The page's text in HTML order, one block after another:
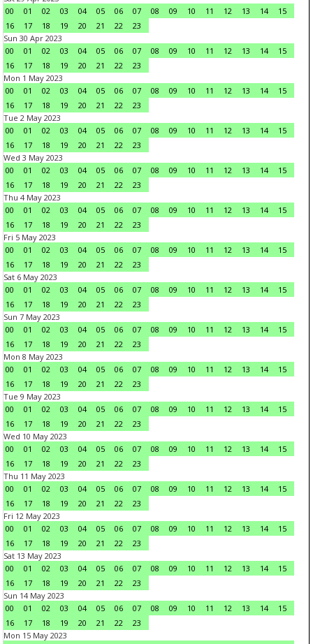
00
01 02 03 04 05 06 07 08 09 10 11 12 13 14
15
16
17 18 19 20 21 22
23
Sun 30 Apr 2023
00
01 02 03 04 05 06 07 08 09 10 11 12 13 14
15
16
17 18 19 20 21 22
23
Mon 1 May 2023
00
01 02 03 04 05 06 07 08 09 10 11 12 13 14
15
16
17 18 19 20 21 22
23
Tue 2 May 2023
00
01 02 03 04 05 06 07 08 09 10 11 12 13 14
15
16
17 18 19 20 21 22
23
Wed 3 May 2023
00
01 02 03 04 05 06 07 08 09 10 11 12 13 14
15
16
17 18 19 20 21 22
23
Thu 4 May 2023
00
01 02 03 04 05 06 07 08 09 10 11 12 13 14
15
16
17 18 19 20 21 22
23
Fri 5 May 2023
00
01 02 03 04 05 06 07 08 09 10 11 12 13 14
15
16
17 18 19 20 21 22
23
Sat 6 May 2023
00
01 02 03 04 05 06 07 08 09 10 11 12 13 14
15
16
17 18 19 20 21 22
23
Sun 7 May 2023
00
01 02 03 04 05 06 07 08 09 10 11 12 13 14
15
16
17 18 19 20 21 22
23
Mon 8 May 2023
00
01 02 03 04 05 06 07 08 09 10 11 12 13 14
15
16
17 18 19 20 21 22
23
Tue 9 May 2023
00
01 02 03 04 05 06 07 08 09 10 11 12 13 14
15
16
17 18 19 20 21 22
23
Wed 10 May 2023
00
01 02 03 04 05 06 07 08 09 10 11 12 13 14
15
16
17 18 19 20 21 22
23
Thu 11 May 2023
00
01 02 03 04 05 06 07 08 09 10 11 12 13 14
15
16
17 18 19 20 21 22
23
Fri 12 May 2023
00
01 02 03 04 05 06 07 08 09 10 11 12 13 14
15
16
17 18 19 20 21 22
23
Sat 13 May 2023
00
01 02 03 04 05 06 07 08 09 10 11 12 13 14
15
16
17 18 19 20 21 22
23
Sun 14 May 2023
00
01 02 03 04 05 06 07 08 09 10 11 12 13 14
15
16
17 18 19 20 21 22
23
Mon 15 May 2023